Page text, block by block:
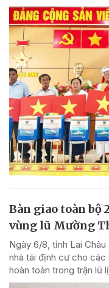
Bàn giao toàn bộ
vùng lũ Mường
Ngày 6/8, tỉnh Lai
nhà tái định cư cho các
hoàn toàn trong trận lũ